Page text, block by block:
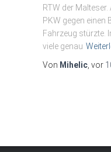
RTW der
PKW gegen
Fahrzeug stürzte.
viele genau
Von Mihelic , vor